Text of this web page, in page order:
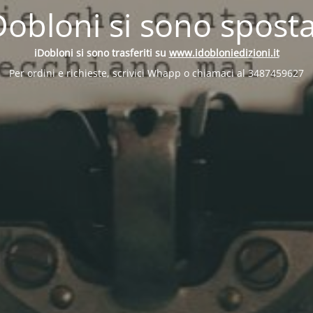
si sono
iDobloni si sono trasferiti su www.idobloniedizioni.it
Per ordini e richieste, scrivici Whapp o chiamaci al 3487459627